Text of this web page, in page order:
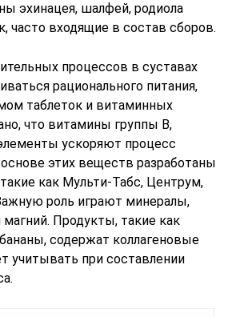
эхинацея, шалфей, родиола
часто входящие в состав сборов.
процессов в суставах
рационального питания,
таблеток и витаминных
что витамины группы B,
ускоряют процесс
этих веществ разработаны
как Мульти-Табс, Центрум,
роль играют минералы,
Продукты, такие как
содержат коллагеновые
учитывать при составлении